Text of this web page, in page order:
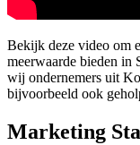
Bekijk deze video om
meerwaarde bieden in
wij ondernemers uit
bijvoorbeeld ook
Marketing